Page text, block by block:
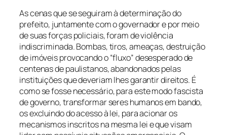
As cenas que se seguiram à determinação do
prefeito, juntamente com o governador e por meio
de suas forças policiais, foram de violência
indiscriminada. Bombas, tiros, ameaças, destruição
de imóveis provocando o “fluxo” desesperado de
centenas de paulistanos, abandonados pelas
instituições que deveriam lhes garantir direitos. É
como se fosse necessário, para este modo fascista
de governo, transformar seres humanos em bando,
os excluindo do acesso à lei, para acionar os
mecanismos inscritos na mesma lei e que visam